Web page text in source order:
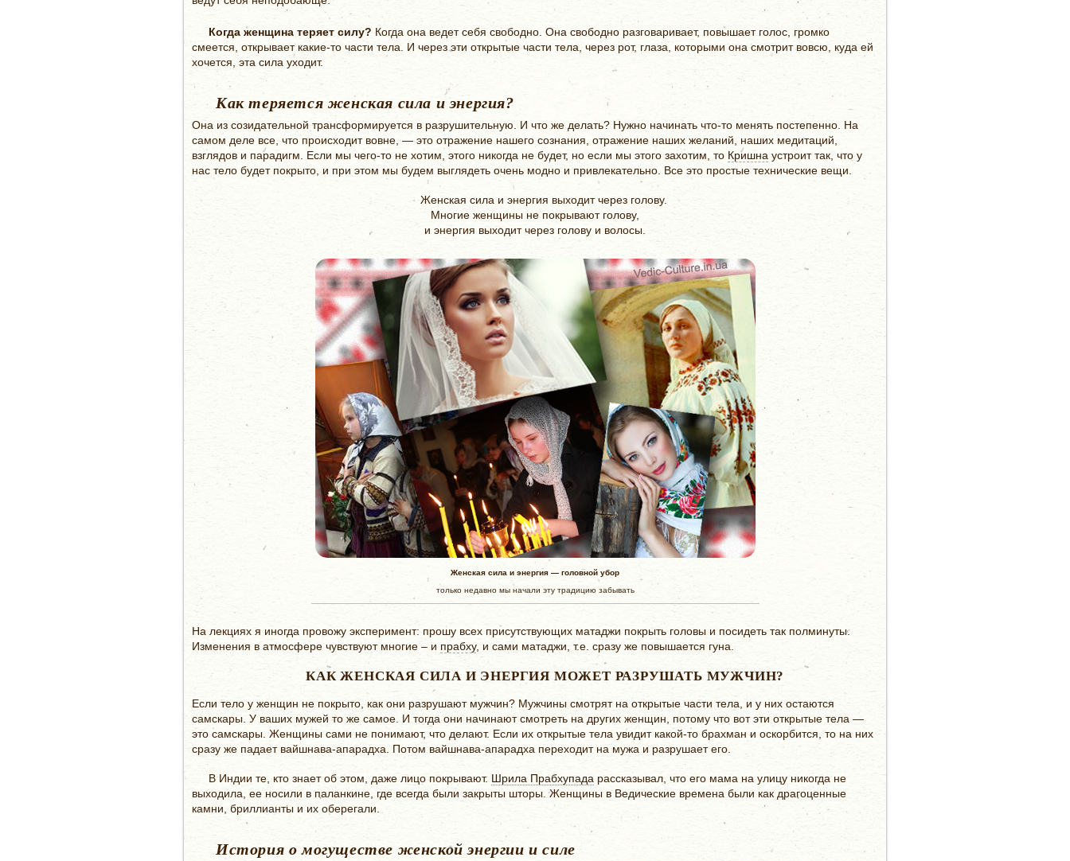
Когда женщина теряет силу? Когда она ведет себя свободно. Она свободно разговаривает, повышает голос, громко
смеется, открывает какие-то части тела. И через эти открытые части тела, через рот, глаза, которыми она смотрит вовсю, куда ей
хочется, эта сила уходит.
Как теряется женская сила и энергия?
Она из созидательной трансформируется в разрушительную. И что же делать? Нужно начинать что-то менять постепенно. На
самом деле все, что происходит вовне, — это отражение нашего сознания, отражение наших желаний, наших медитаций,
взглядов и парадигм. Если мы чего-то не хотим, этого никогда не будет, но если мы этого захотим, то Кришна устроит так, что у
нас тело будет покрыто, и при этом мы будем выглядеть очень модно и привлекательно. Все это простые технические вещи.
Женская сила и энергия выходит через голову.
Многие женщины не покрывают голову,
и энергия выходит через голову и волосы.
Женская сила и энергия — головной убор
только недавно мы начали эту традицию забывать
На лекциях я иногда провожу эксперимент: прошу всех присутствующих матаджи покрыть головы и посидеть так полминуты.
Изменения в атмосфере чувствуют многие – и прабху, и сами матаджи, т.е. сразу же повышается гуна.
КАК ЖЕНСКАЯ СИЛА И ЭНЕРГИЯ МОЖЕТ РАЗРУШАТЬ МУЖЧИН?
Если тело у женщин не покрыто, как они разрушают мужчин? Мужчины смотрят на открытые части тела, и у них остаются
самскары. У ваших мужей то же самое. И тогда они начинают смотреть на других женщин, потому что вот эти открытые тела —
это самскары. Женщины сами не понимают, что делают. Если их открытые тела увидит какой-то брахман и оскорбится, то на них
сразу же падает вайшнава-апарадха. Потом вайшнава-апарадха переходит на мужа и разрушает его.
В Индии те, кто знает об этом, даже лицо покрывают. Шрила Прабхупада рассказывал, что его мама на улицу никогда не
выходила, ее носили в паланкине, где всегда были закрыты шторы. Женщины в Ведические времена были как драгоценные
камни, бриллианты и их оберегали.
История о могуществе женской энергии и силе